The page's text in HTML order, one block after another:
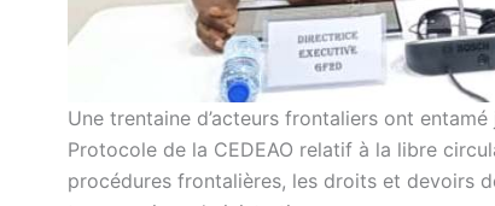
Une trentaine d’acteurs frontaliers ont
Protocole de la CEDEAO relatif à la libre
procédures frontalières, les droits et devoirs